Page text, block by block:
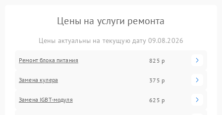
Цены на услуги ремонта
Цены актуальны на текущую дату 09.08.2026
Ремонт блока питания 825 р
Замена кулера 375 р
Замена IGBT-модуля 625 р